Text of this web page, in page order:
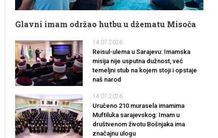
Glavni imam održao hutbu u džematu Misoča
14.07.2026
Reisul-ulema u Sarajevu: Imamska
misija nije usputna dužnost, već
temeljni stub na kojem stoji i opstaje
naš narod
14.07.2026
Uručeno 210 murasela imamima
Muftiluka sarajevskog: Imam u
društvenom životu Bošnjaka ima
značajnu ulogu